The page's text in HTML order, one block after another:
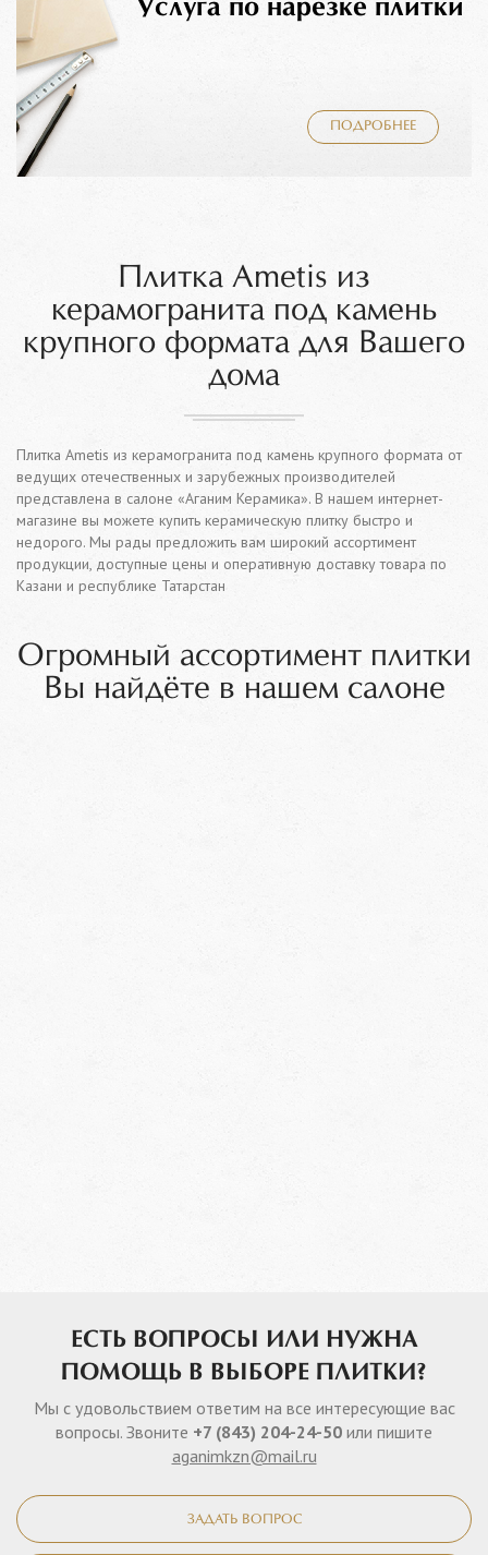
Услуга по нарезке плитки
ПОДРОБНЕЕ
Плитка Ametis из
керамогранита под камень
крупного формата для Вашего
дома
Плитка Ametis из керамогранита под камень крупного формата от
ведущих отечественных и зарубежных производителей
представлена в салоне «Аганим Керамика». В нашем интернет-
магазине вы можете купить керамическую плитку быстро и
недорого. Мы рады предложить вам широкий ассортимент
продукции, доступные цены и оперативную доставку товара по
Казани и республике Татарстан
Огромный ассортимент плитки
Вы найдёте в нашем салоне
ЕСТЬ ВОПРОСЫ ИЛИ НУЖНА
ПОМОЩЬ В ВЫБОРЕ ПЛИТКИ?
Мы с удовольствием ответим на все интересующие вас
вопросы. Звоните +7 (843) 204-24-50 или пишите
aganimkzn@mail.ru
ЗАДАТЬ ВОПРОС